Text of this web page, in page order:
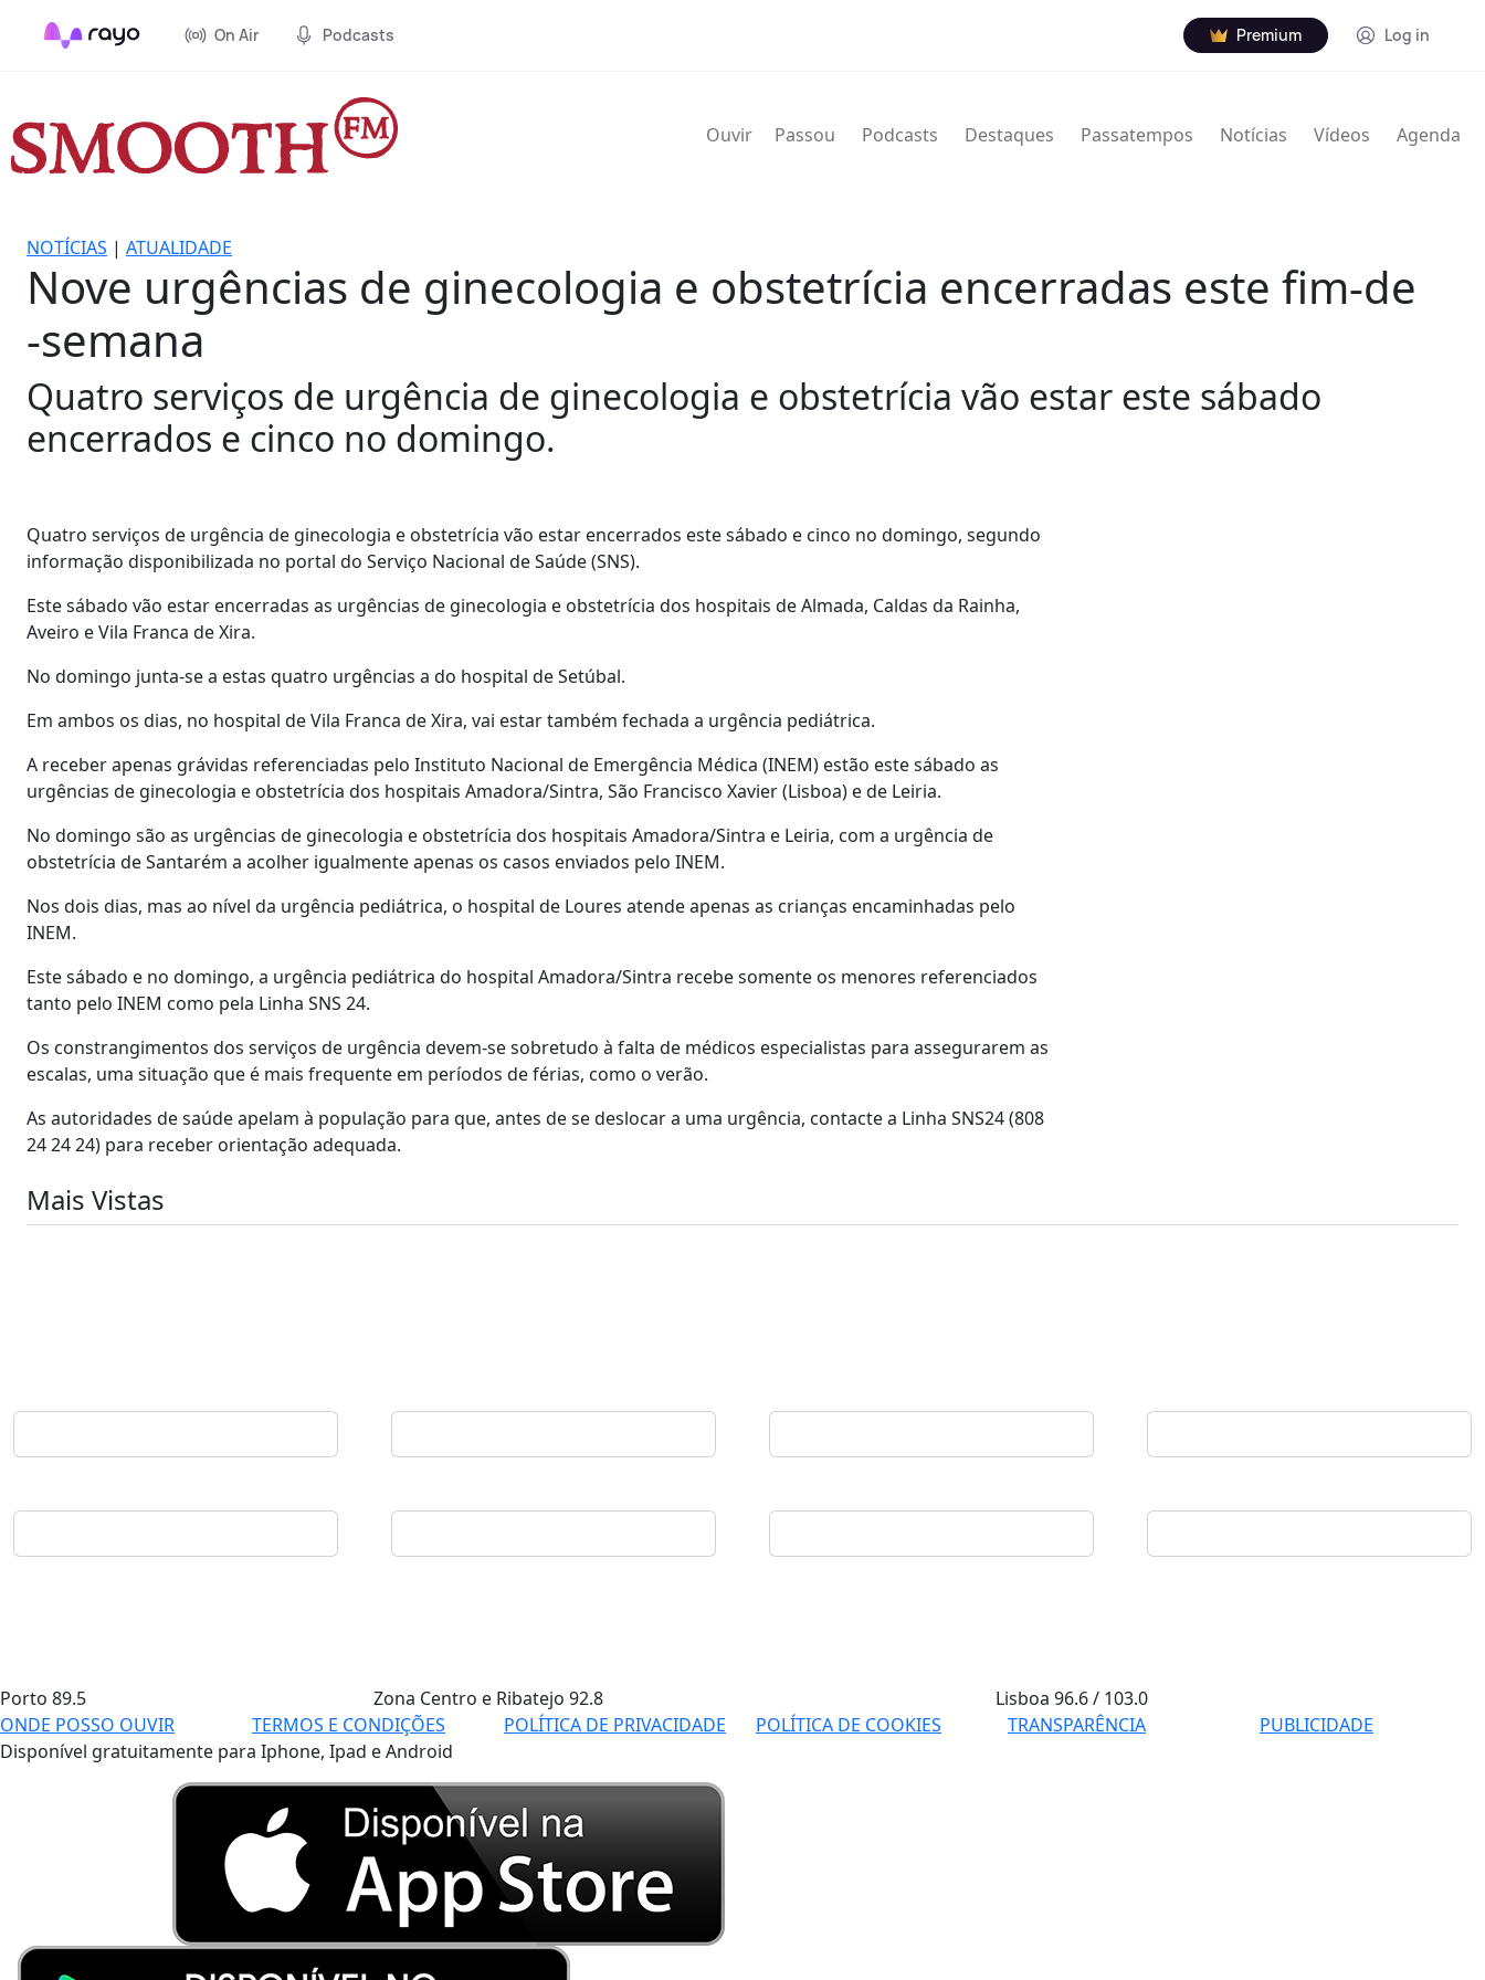
On Air Podcasts Premium Log in
Ouvir Passou Podcasts Destaques Passatempos Notícias Vídeos Agenda
NOTÍCIAS | ATUALIDADE
Nove urgências de ginecologia e obstetrícia encerradas este fim-de
-semana
Quatro serviços de urgência de ginecologia e obstetrícia vão estar este sábado
encerrados e cinco no domingo.
Quatro serviços de urgência de ginecologia e obstetrícia vão estar encerrados este sábado e cinco no domingo, segundo
informação disponibilizada no portal do Serviço Nacional de Saúde (SNS).
Este sábado vão estar encerradas as urgências de ginecologia e obstetrícia dos hospitais de Almada, Caldas da Rainha,
Aveiro e Vila Franca de Xira.
No domingo junta-se a estas quatro urgências a do hospital de Setúbal.
Em ambos os dias, no hospital de Vila Franca de Xira, vai estar também fechada a urgência pediátrica.
A receber apenas grávidas referenciadas pelo Instituto Nacional de Emergência Médica (INEM) estão este sábado as
urgências de ginecologia e obstetrícia dos hospitais Amadora/Sintra, São Francisco Xavier (Lisboa) e de Leiria.
No domingo são as urgências de ginecologia e obstetrícia dos hospitais Amadora/Sintra e Leiria, com a urgência de
obstetrícia de Santarém a acolher igualmente apenas os casos enviados pelo INEM.
Nos dois dias, mas ao nível da urgência pediátrica, o hospital de Loures atende apenas as crianças encaminhadas pelo
INEM.
Este sábado e no domingo, a urgência pediátrica do hospital Amadora/Sintra recebe somente os menores referenciados
tanto pelo INEM como pela Linha SNS 24.
Os constrangimentos dos serviços de urgência devem-se sobretudo à falta de médicos especialistas para assegurarem as
escalas, uma situação que é mais frequente em períodos de férias, como o verão.
As autoridades de saúde apelam à população para que, antes de se deslocar a uma urgência, contacte a Linha SNS24 (808
24 24 24) para receber orientação adequada.
Mais Vistas
Porto 89.5 Zona Centro e Ribatejo 92.8 Lisboa96.6 / 103.0
ONDE POSSO OUVIR
TERMOS E CONDIÇÕES POLÍTICA DE PRIVACIDADE POLÍTICA DE COOKIES TRANSPARÊNCIA
PUBLICIDADE
Disponível gratuitamente para Iphone, Ipad e Android